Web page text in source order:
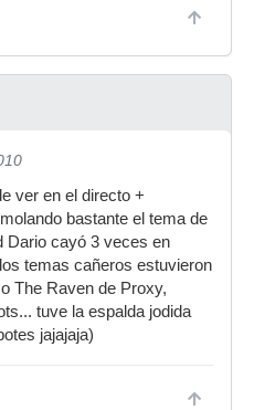
ver en el directo +
bastante el tema de
Dario cayó 3 veces en
temas cañeros estuvieron
The Raven de Proxy,
tuve la espalda jodida
jajajaja)